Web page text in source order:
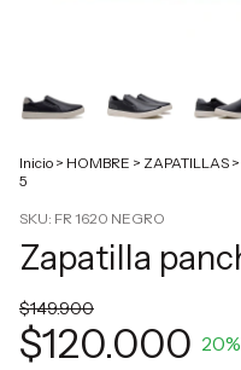
Inicio > HOMBRE > ZAPATILLAS >
5
SKU: FR 1620 NEGRO
Zapatilla
$149.900
$120.000 20